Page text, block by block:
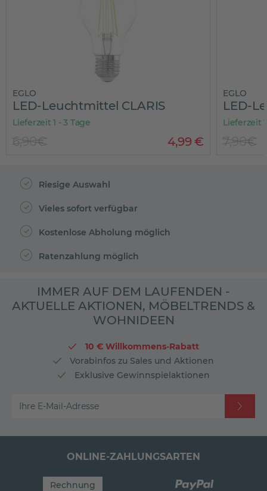
EGLO
LED-Leuchtmittel CLARIS
Lieferzeit 1 - 3 Tage
4,99€
6,90€
EGLO
LED-
Lieferzeit
7,90€
Riesige Auswahl
Vieles sofort verfügbar
Kostenlose Abholung möglich
Ratenzahlung möglich
IMMER AUF DEM LAUFENDEN -
AKTUELLE AKTIONEN, MÖBELTRENDS &
WOHNIDEEN
10 € Willkommens-Rabatt
Vorabinfos zu Sales und Aktionen
Exklusive Gewinnspielaktionen
Ihre E-Mail-Adresse
ONLINE-ZAHLUNGSARTEN
Rechnung